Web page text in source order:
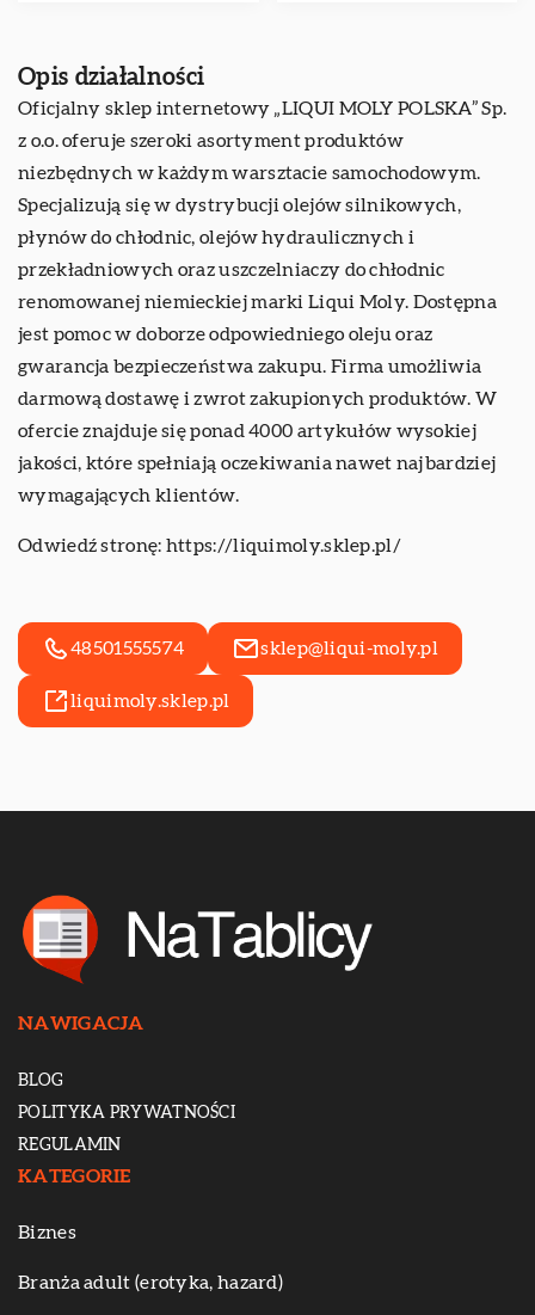
Opis działalności
Oficjalny sklep internetowy „LIQUI MOLY POLSKA” Sp.
z o.o. oferuje szeroki asortyment produktów
niezbędnych w każdym warsztacie samochodowym.
Specjalizują się w dystrybucji olejów silnikowych,
płynów do chłodnic, olejów hydraulicznych i
przekładniowych oraz uszczelniaczy do chłodnic
renomowanej niemieckiej marki Liqui Moly. Dostępna
jest pomoc w doborze odpowiedniego oleju oraz
gwarancja bezpieczeństwa zakupu. Firma umożliwia
darmową dostawę i zwrot zakupionych produktów. W
ofercie znajduje się ponad 4000 artykułów wysokiej
jakości, które spełniają oczekiwania nawet najbardziej
wymagających klientów.
Odwiedź stronę: https://liquimoly.sklep.pl/
48501555574 sklep@liqui-moly.pl
liquimoly.sklep.pl
NAWIGACJA
BLOG
POLITYKA PRYWATNOŚCI
REGULAMIN
KATEGORIE
Biznes
Branża adult (erotyka, hazard)